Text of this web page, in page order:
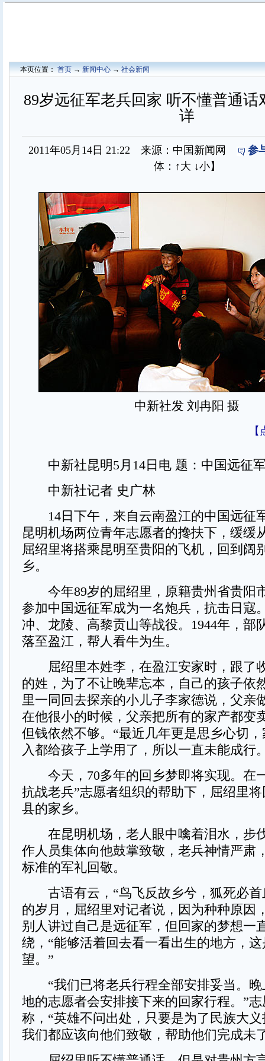
本页位置：首页→新闻中心→社会新闻
89岁远征军老兵回家 听不懂普通话
详
2011年05月14日 21:22 来源：中国新闻网
参
体： ↑大 ↓小】
中新社发 刘冉阳 摄
中新社昆明5月14日电 题：中国远征
中新社记者 史广林
14日下午，来自云南盈江的中国远征
昆明机场两位青年志愿者的搀扶下，缓缓
屈绍里将搭乘昆明至贵阳的飞机，回到阔
乡。
今年89岁的屈绍里，原籍贵州省贵阳
参加中国远征军成为一名炮兵，抗击日寇
冲、龙陵、高黎贡山等战役。1944年，部
落至盈江，帮人看牛为生。
屈绍里本姓李，在盈江安家时，跟了
的姓，为了不让晚辈忘本，自己的孩子依
里一同回去探亲的小儿子李家德说，父亲
在他很小的时候，父亲把所有的家产都变
但钱依然不够。“最近几年更是思乡心切
入都给孩子上学用了，所以一直未能成行
今天，70多年的回乡梦即将实现。在
抗战老兵”志愿者组织的帮助下，屈绍里
县的家乡。
在昆明机场，老人眼中噙着泪水，步
作人员集体向他鼓掌致敬，老兵神情严肃
标准的军礼回敬。
古语有云，“鸟飞反故乡兮，狐死必首
的岁月，屈绍里对记者说，因为种种原因
别人讲过自己是远征军，但回家的梦想一
绕，“能够活着回去看一看出生的地方，
望。”
“我们已将老兵行程全部安排妥当。晚
地的志愿者会安排接下来的回家行程。”
称，“英雄不问出处，只要是为了民族大
我们都应该向他们致敬，帮助他们完成未